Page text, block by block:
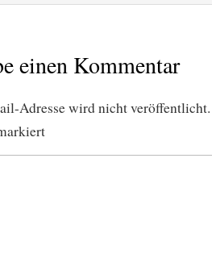
einen Kommentar
Adresse wird nicht veröffentlicht.